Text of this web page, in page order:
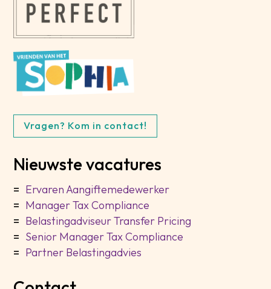
Vragen? Kom in contact!
Nieuwste vacatures
Ervaren Aangiftemedewerker
Manager Tax Compliance
Belastingadviseur Transfer Pricing
Senior Manager Tax Compliance
Partner Belastingadvies